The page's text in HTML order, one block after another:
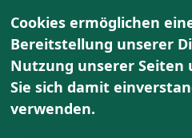
Cookies ermöglichen
Bereitstellung unserer
Nutzung unserer Seiten
Sie sich damit
verwenden.